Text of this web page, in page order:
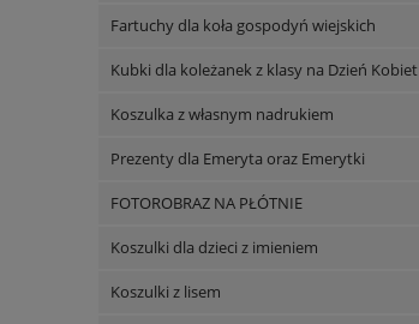
Fartuchy dla koła gospodyń wiejskich
Kubki dla koleżanek z klasy na Dzień Kobiet
Koszulka z własnym nadrukiem
Prezenty dla Emeryta oraz Emerytki
FOTOROBRAZ NA PŁÓTNIE
Koszulki dla dzieci z imieniem
Koszulki z lisem